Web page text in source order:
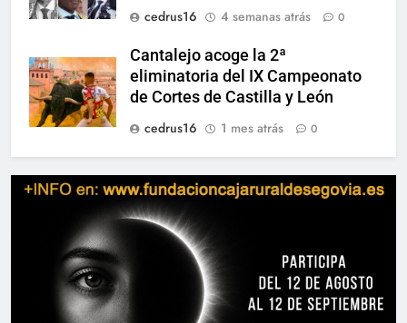
cedrus16
4 semanas atrás 0
Cantalejo acoge la 2ª
eliminatoria del IX Campeonato
de Cortes de Castilla y León
cedrus16
1 mes atrás 0